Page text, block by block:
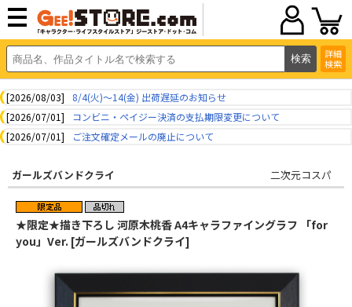
詳細
検索
[2026/08/03]
8/4(火)～14(金) 出荷遅延のお知らせ
[2026/07/01]
コンビニ・ペイジー決済の支払期限変更について
[2026/07/01]
ご注文確定メールの廃止について
ガールズバンドクライ 二次元コスパ
★限定★描き下ろし 河原木桃香 A4キャラファイングラフ 「for
you」Ver. [ガールズバンドクライ]